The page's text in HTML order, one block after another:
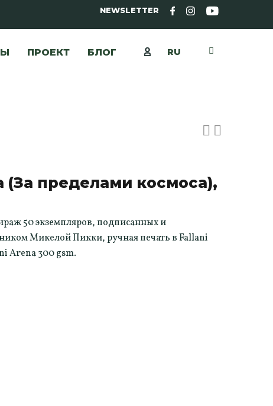
NEWSLETTER
ПРОЕКТ БЛОГ RU
(За пределами космоса),
50 экземпляров, подписанных и
Микелой Пикки, ручная печать в Fallani
Arena 300 gsm.